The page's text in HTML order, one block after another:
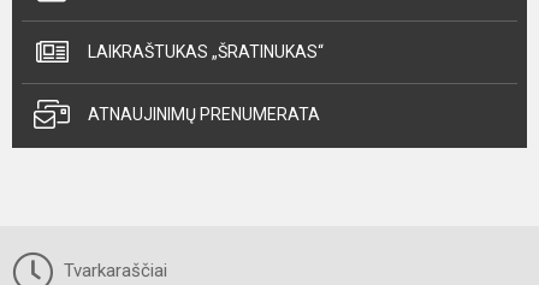
LAIKRAŠTUKAS „ŠRATINUKAS“
ATNAUJINIMŲ PRENUMERATA
Tvarkaraščiai